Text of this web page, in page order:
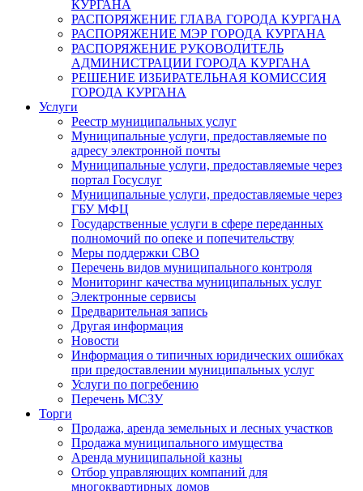
КУРГАНА
РАСПОРЯЖЕНИЕ ГЛАВА ГОРОДА КУРГАНА
РАСПОРЯЖЕНИЕ МЭР ГОРОДА КУРГАНА
РАСПОРЯЖЕНИЕ РУКОВОДИТЕЛЬ
АДМИНИСТРАЦИИ ГОРОДА КУРГАНА
РЕШЕНИЕ ИЗБИРАТЕЛЬНАЯ КОМИССИЯ
ГОРОДА КУРГАНА
Услуги
Реестр муниципальных услуг
Муниципальные услуги, предоставляемые по
адресу электронной почты
Муниципальные услуги, предоставляемые через
портал Госуслуг
Муниципальные услуги, предоставляемые через
ГБУ МФЦ
Государственные услуги в сфере переданных
полномочий по опеке и попечительству
Меры поддержки СВО
Перечень видов муниципального контроля
Мониторинг качества муниципальных услуг
Электронные сервисы
Предварительная запись
Другая информация
Новости
Информация о типичных юридических ошибках
при предоставлении муниципальных услуг
Услуги по погребению
Перечень МСЗУ
Торги
Продажа, аренда земельных и лесных участков
Продажа муниципального имущества
Аренда муниципальной казны
Отбор управляющих компаний для
многоквартирных домов